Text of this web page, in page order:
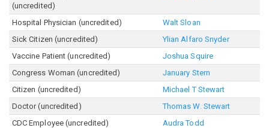
(uncredited)
Hospital Physician (uncredited)
Walt Sloan
Sick Citizen (uncredited)
Ylian Alfaro Snyder
Vaccine Patient (uncredited)
Joshua Squire
Congress Woman (uncredited)
January Stern
Citizen (uncredited)
Michael T Stewart
Doctor (uncredited)
Thomas W. Stewart
CDC Employee (uncredited)
Audra Todd